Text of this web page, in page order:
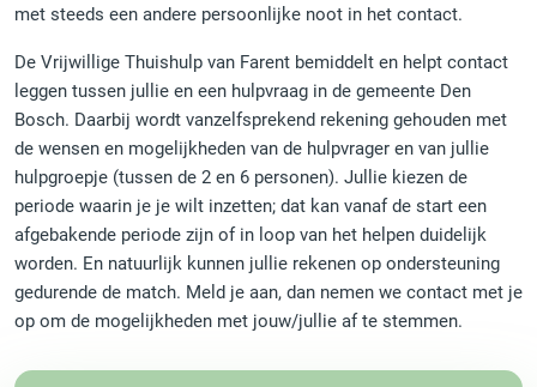
met steeds een andere persoonlijke noot in het contact.
De Vrijwillige Thuishulp van Farent bemiddelt en helpt contact
leggen tussen jullie en een hulpvraag in de gemeente Den
Bosch. Daarbij wordt vanzelfsprekend rekening gehouden met
de wensen en mogelijkheden van de hulpvrager en van jullie
hulpgroepje (tussen de 2 en 6 personen). Jullie kiezen de
periode waarin je je wilt inzetten; dat kan vanaf de start een
afgebakende periode zijn of in loop van het helpen duidelijk
worden. En natuurlijk kunnen jullie rekenen op ondersteuning
gedurende de match. Meld je aan, dan nemen we contact met je
op om de mogelijkheden met jouw/jullie af te stemmen.